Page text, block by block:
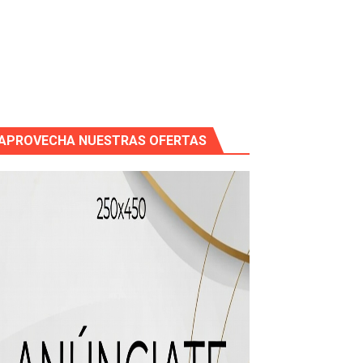
RD$118 millones y modernización total de la red en
NUESTRAS OFERTAS